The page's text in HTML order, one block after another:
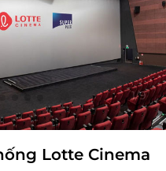
1/9
Lotte Cinema